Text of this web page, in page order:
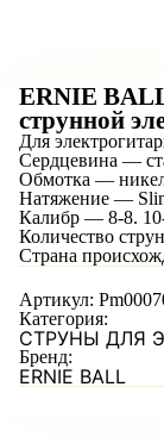
ERNIE BALL 2230 —
струнной
Для
Сердцевина —
Обмотка —
Натяжение —
Калибр — 8-8.
Количество
Страна
Артикул:
Категория:
СТРУНЫ ДЛЯ
Бренд:
ERNIE BALL